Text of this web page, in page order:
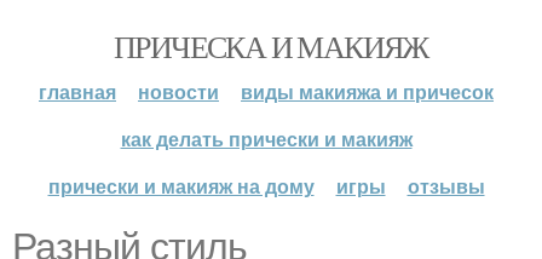
ПРИЧЕСКА И МАКИЯЖ
главная новости
виды макияжа и причесок
как делать прически и макияж
прически и макияж на дому
игры отзывы
Разный стиль